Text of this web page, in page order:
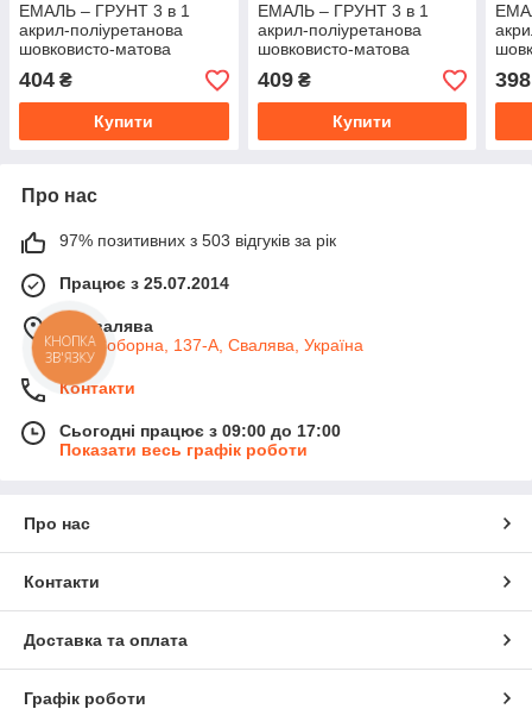
ЕМАЛЬ – ГРУНТ 3 в 1
акрил-поліуретанова
шовковисто-матова
Skyline RAL 8017
Коричнева 0,9 кг
404 ₴
Купити
ЕМАЛЬ – ГРУНТ 3 в 1
акрил-поліуретанова
шовковисто-матова
Skyline RAL 6003
Оливково-зелена 0,9 кг
409₴
Купити
0,9
398
Про нас
97% позитивних з 503 відгуків за рік
Працює з 25.07.2014
м. Свалява
вул. Соборна, 137-А, Свалява, Україна
Контакти
Сьогодні працює з 09:00 до 17:00
Показати весь графік роботи
Про нас
Контакти
Доставка та оплата
Графік роботи
КНОПКА
ЗВ'ЯЗКУ